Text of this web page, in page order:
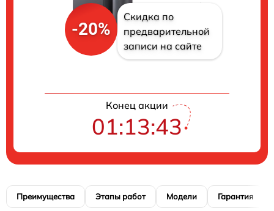
-20%
Скидка по
предварительной
записи на сайте
Конец акции
01:13:42
Преимущества Этапы работ Модели Гарантия